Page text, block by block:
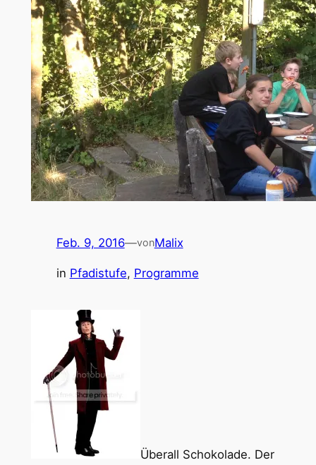
Feb. 9, 2016—vonMalix
in Pfadistufe, Programme
Überall Schokolade. Der